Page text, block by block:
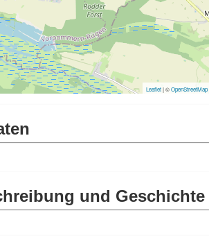
Leaflet| ©OpenStreetMap
und Geschichte